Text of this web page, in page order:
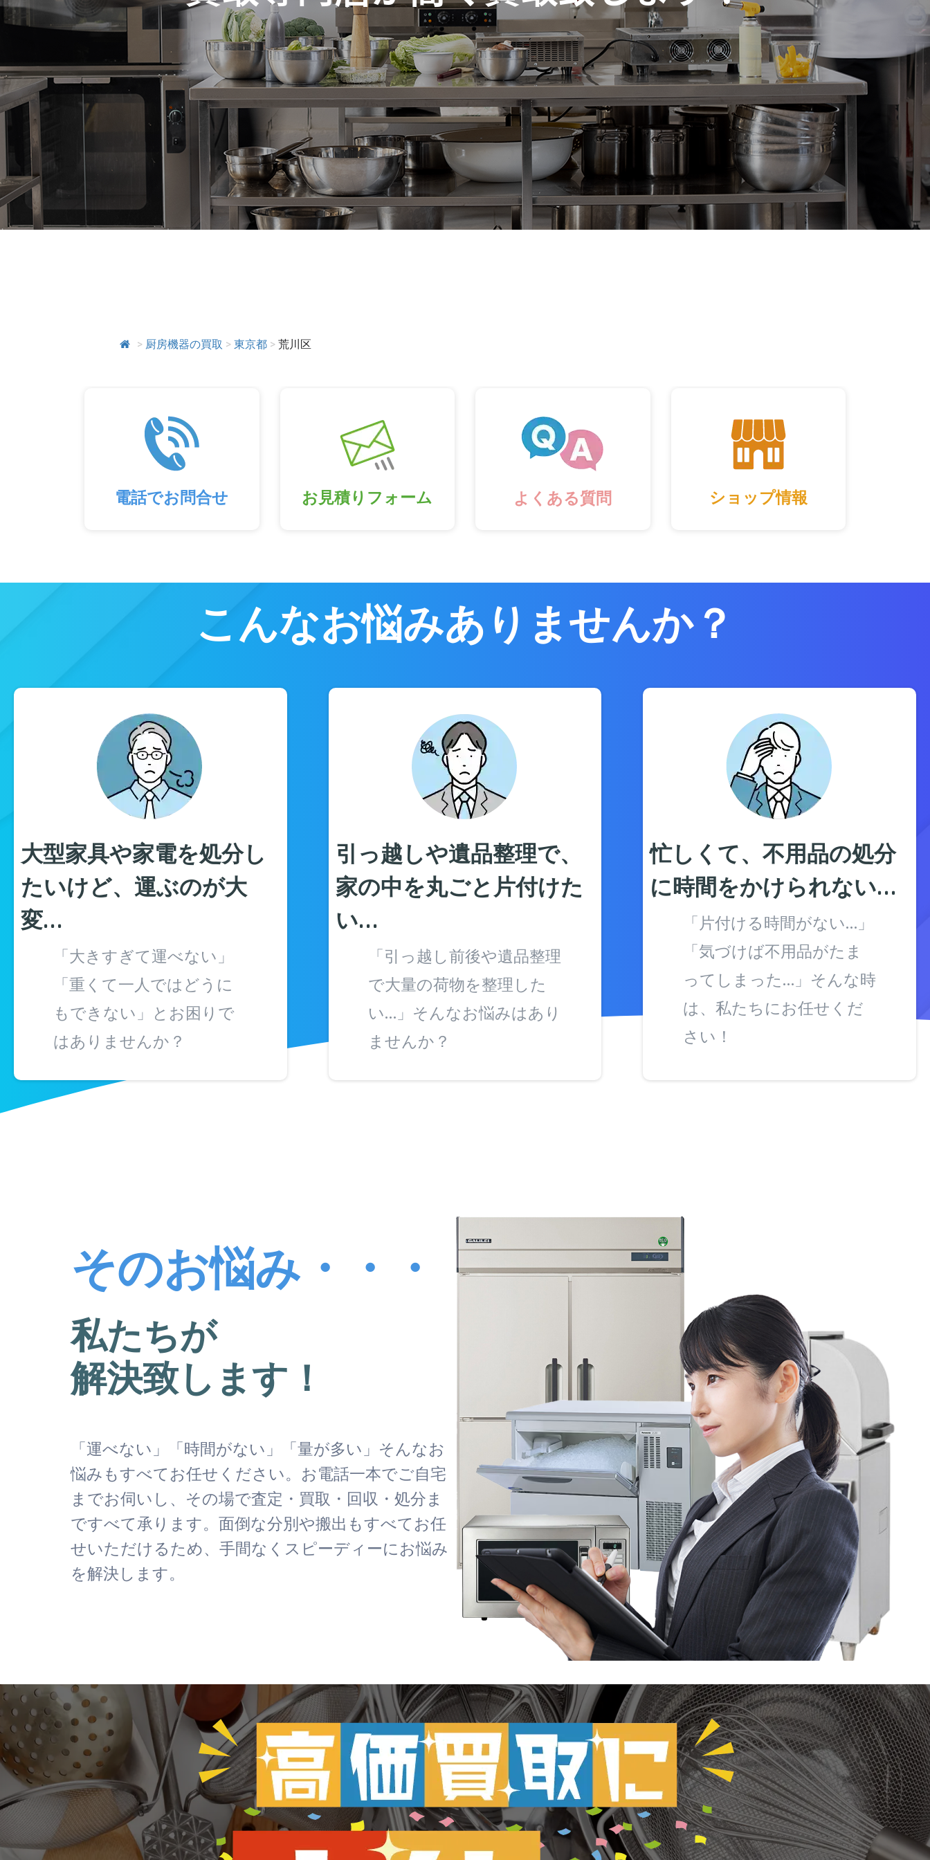
> 厨房機器の買取 > 東京都 > 荒川区
電話でお問合せ お見積りフォーム よくある質問 ショップ情報
こんなお悩みありませんか？
大型家具や家電を処分し
たいけど、運ぶのが大
変…
「大きすぎて運べない」
「重くて一人ではどうに
もできない」とお困りで
はありませんか？
引っ越しや遺品整理で、
家の中を丸ごと片付けた
い…
「引っ越し前後や遺品整理
で大量の荷物を整理した
い…」そんなお悩みはあり
ませんか？
忙しくて、不用品の処分
に時間をかけられない…
「片付ける時間がない…」
「気づけば不用品がたま
ってしまった…」そんな時
は、私たちにお任せくだ
さい！
そのお悩み・・・
私たちが
解決致します！
「運べない」「時間がない」「量が多い」そんなお
悩みもすべてお任せください。お電話一本でご自宅
までお伺いし、その場で査定・買取・回収・処分ま
ですべて承ります。面倒な分別や搬出もすべてお任
せいただけるため、手間なくスピーディーにお悩み
を解決します。